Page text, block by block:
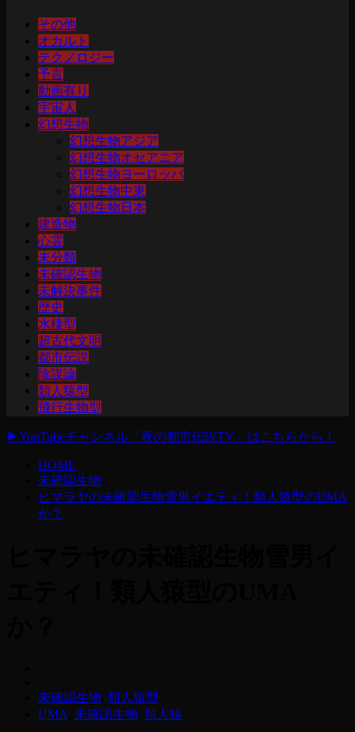
その他
オカルト
テクノロジー
予言
動画有り
宇宙人
幻想生物
幻想生物アジア
幻想生物オセアニア
幻想生物ヨーロッパ
幻想生物中東
幻想生物日本
建造物
心霊
未分類
未確認生物
未解決事件
歴史
水棲型
超古代文明
都市伝説
陰謀論
類人猿型
飛行生物型
▶YouTubeチャンネル「夜の都市伝説TV」はこちらから！
HOME
未確認生物
ヒマラヤの未確認生物雪男イエティ！類人猿型のUMA
か？
未確認生物 類人猿型
UMA
未確認生物 類人猿